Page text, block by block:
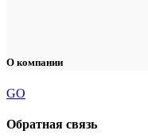
О компании
GO
Обратная связь